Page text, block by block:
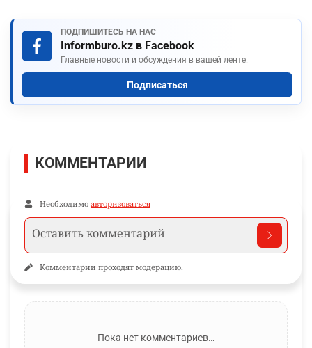
ПОДПИШИТЕСЬ НА НАС
Informburo.kz в Facebook
Главные новости и обсуждения в вашей ленте.
Подписаться
КОММЕНТАРИИ
Необходимо авторизоваться
Комментарии проходят модерацию.
Пока нет комментариев…